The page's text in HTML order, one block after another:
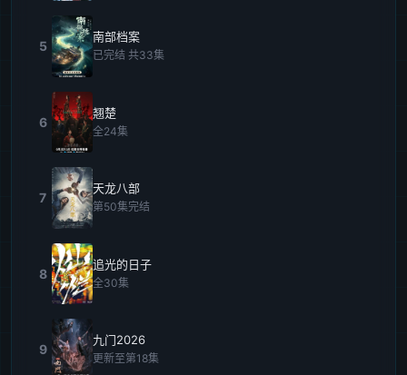
5
南部档案
已完结 共33集
6
翘楚
全24集
7
天龙八部
第50集完结
8
追光的日子
全30集
9
九门2026
更新至第18集